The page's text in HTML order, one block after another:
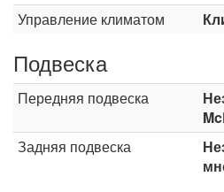
Управление климатом
Подвеска
Передняя подвеска
Задняя подвеска